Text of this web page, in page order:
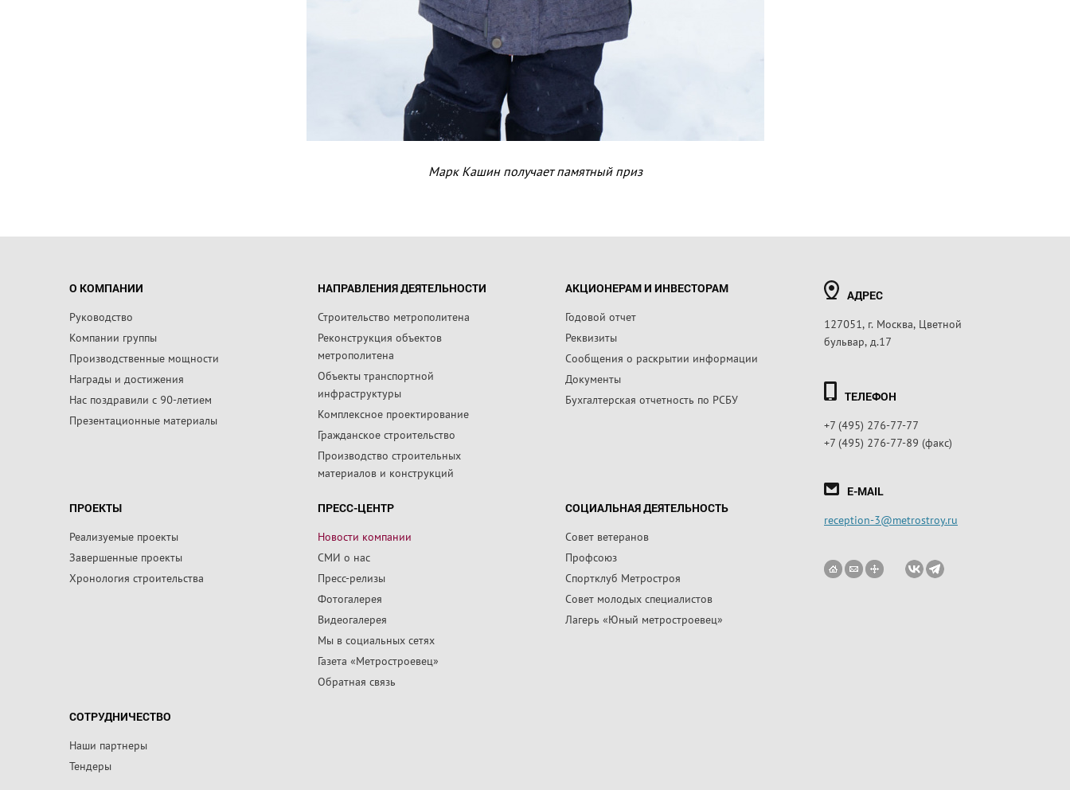
Марк Кашин получает памятный приз
О КОМПАНИИ
Руководство
Компании группы
Производственные мощности
Награды и достижения
Нас поздравили с 90-летием
Презентационные материалы
НАПРАВЛЕНИЯ ДЕЯТЕЛЬНОСТИ
Строительство метрополитена
Реконструкция объектов
метрополитена
Объекты транспортной
инфраструктуры
Комплексное проектирование
Гражданское строительство
Производство строительных
материалов и конструкций
АКЦИОНЕРАМ И ИНВЕСТОРАМ
Годовой отчет
Реквизиты
Сообщения о раскрытии информации
Документы
Бухгалтерская отчетность по РСБУ
ПРОЕКТЫ
Реализуемые проекты
Завершенные проекты
Хронология строительства
ПРЕСС-ЦЕНТР
Новости компании
СМИ о нас
Пресс-релизы
Фотогалерея
Видеогалерея
Мы в социальных сетях
Газета «Метростроевец»
Обратная связь
СОЦИАЛЬНАЯ ДЕЯТЕЛЬНОСТЬ
Совет ветеранов
Профсоюз
Спортклуб Метростроя
Совет молодых специалистов
Лагерь «Юный метростроевец»
СОТРУДНИЧЕСТВО
Наши партнеры
Тендеры
АДРЕС
127051, г. Москва, Цветной
бульвар, д.17
ТЕЛЕФОН
+7 (495) 276-77-77
+7 (495) 276-77-89 (факс)
E-MAIL
reception-3@metrostroy.ru